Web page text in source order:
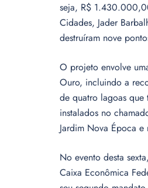
seja, R$
Cidades, Jader
destruíram nove
O projeto envolve
Ouro, incluindo a
de quatro lagoas que
instalados no
Jardim Nova Época
No evento desta
Caixa Econômica